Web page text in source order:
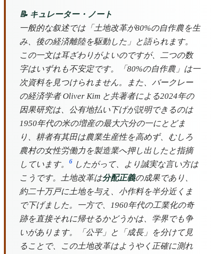
📝 キュレーター・ノート
一般的な叙述では「土地改革が80%の自作農を生
み、後の経済離陸を駆動した」と語られます。
この一文は耳ざわりがよいのですが、二つの数
字はいずれも不安定です。「80%の自作農」は一
次資料を見つけられません。また、バークレー
の経済学者 Oliver Kim と共著者による2024年の
因果研究は、公有地払い下げが説明できるのは
1950年代の米の増産の最大六分の一にとどま
り、耕者有其田は農業生産性を高めず、むしろ
農村の女性労働力を製造業へ押し出したと指摘
しています。
6 したがって、より誠実な言い方は
こうです。土地改革は分配正義の成果であり、
約二十万戸に土地を与え、小作料を半分近くま
で下げました。一方で、1960年代の工業化の奇
跡を直接それに帰せるかどうかは、学界でも争
いがあります。「公平」と「成長」を分けて見
ることで、この土地改革はようやく正確に測れ